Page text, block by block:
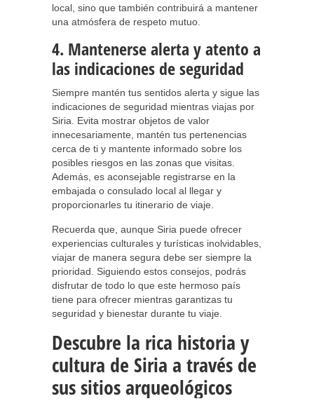
local, sino que también contribuirá a mantener
una atmósfera de respeto mutuo.
4. Mantenerse alerta y atento a
las indicaciones de seguridad
Siempre mantén tus sentidos alerta y sigue las
indicaciones de seguridad mientras viajas por
Siria. Evita mostrar objetos de valor
innecesariamente, mantén tus pertenencias
cerca de ti y mantente informado sobre los
posibles riesgos en las zonas que visitas.
Además, es aconsejable registrarse en la
embajada o consulado local al llegar y
proporcionarles tu itinerario de viaje.
Recuerda que, aunque Siria puede ofrecer
experiencias culturales y turísticas inolvidables,
viajar de manera segura debe ser siempre la
prioridad. Siguiendo estos consejos, podrás
disfrutar de todo lo que este hermoso país
tiene para ofrecer mientras garantizas tu
seguridad y bienestar durante tu viaje.
Descubre la rica historia y
cultura de Siria a través de
sus sitios arqueológicos